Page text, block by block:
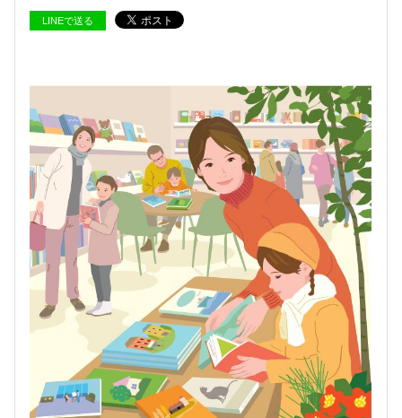
LINEで送る